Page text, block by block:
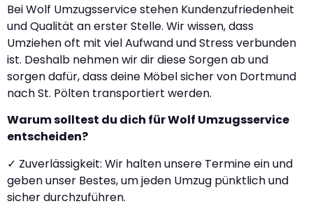
Bei Wolf Umzugsservice stehen Kundenzufriedenheit
und Qualität an erster Stelle. Wir wissen, dass
Umziehen oft mit viel Aufwand und Stress verbunden
ist. Deshalb nehmen wir dir diese Sorgen ab und
sorgen dafür, dass deine Möbel sicher von Dortmund
nach St. Pölten transportiert werden.
Warum solltest du dich für Wolf Umzugsservice
entscheiden?
✓ Zuverlässigkeit: Wir halten unsere Termine ein und
geben unser Bestes, um jeden Umzug pünktlich und
sicher durchzuführen.